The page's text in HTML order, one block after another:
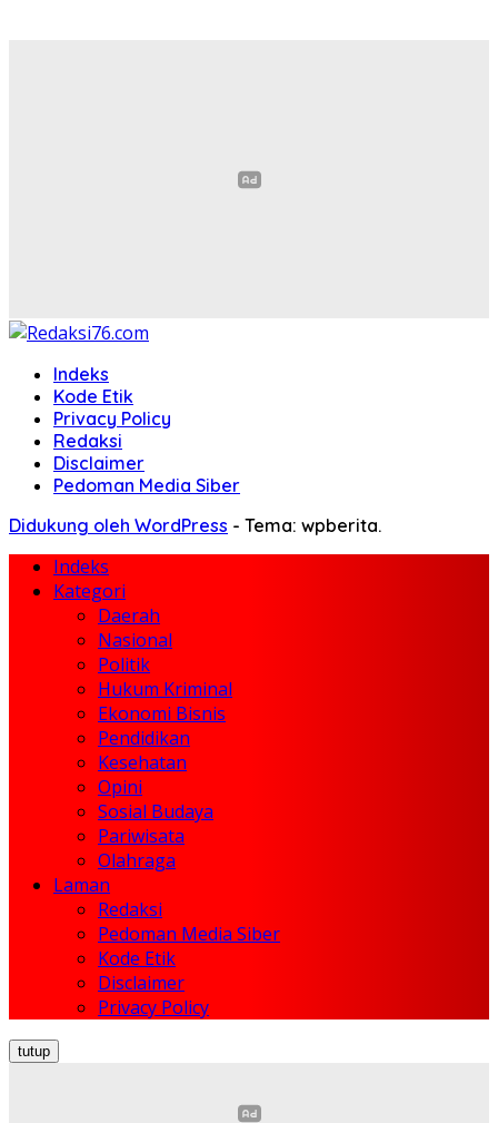
Indeks
Kode Etik
Privacy Policy
Redaksi
Disclaimer
Pedoman Media Siber
Didukung oleh WordPress - Tema: wpberita.
Indeks
Kategori
Daerah
Nasional
Politik
Hukum Kriminal
Ekonomi Bisnis
Pendidikan
Kesehatan
Opini
Sosial Budaya
Pariwisata
Olahraga
Laman
Redaksi
Pedoman Media Siber
Kode Etik
Disclaimer
Privacy Policy
tutup